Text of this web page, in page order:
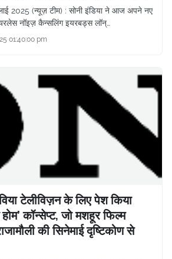
2025 (न्यूज़ टीम) : सोनी इंडिया ने आज अपने नए
नॉइज़ कैन्सलिंग इयरबड्स लॉन्…
01:40:00 pm
टेलीविज़न के लिए पेश किया
कॉन्सेप्ट, जो मशहूर फिल्म
की सिनेमाई दृष्टिकोण से